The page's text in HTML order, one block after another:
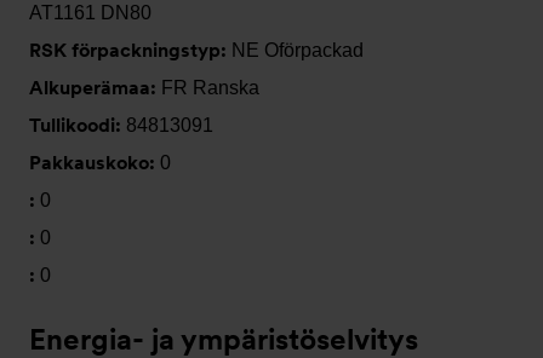
AT1161 DN80
RSK förpackningstyp: NE Oförpackad
Alkuperämaa: FR Ranska
Tullikoodi: 84813091
Pakkauskoko: 0
: 0
: 0
: 0
Energia- ja ympäristöselvitys